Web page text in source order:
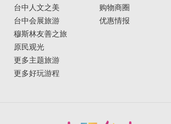
台中人文之美
台中会展旅游
穆斯林友善之旅
原民观光
更多主题旅游
更多好玩游程
购物商圈
优惠情报